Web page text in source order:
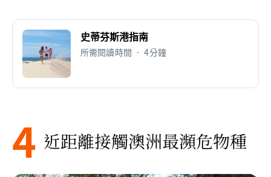
史蒂芬斯港指南
所需閱讀時間 • 4分鐘
4 近距離接觸澳洲最瀕危物種